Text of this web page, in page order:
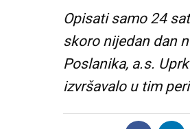
Opisati samo 24
skoro nijedan dan
Poslanika, a.s.
izvršavalo u tim